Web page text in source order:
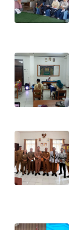
WN
JOGJA
WN
JATIM
WN
BALI
WN
KALBAR
WN